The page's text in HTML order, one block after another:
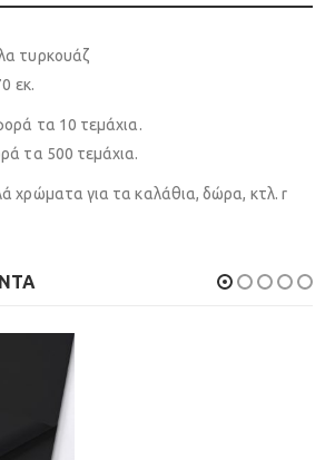
τυρκουάζ
εκ.
τα 10 τεμάχια.
τα 500 τεμάχια.
χρώματα για τα καλάθια, δώρα, κτλ. r